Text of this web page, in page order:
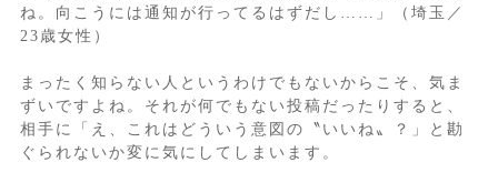
ね。向こうには通知が行ってるはずだし……」（埼玉／
23歳女性）
まったく知らない人というわけでもないからこそ、気ま
ずいですよね。それが何でもない投稿だったりすると、
相手に「え、これはどういう意図の〝いいね〟？」と勘
ぐられないか変に気にしてしまいます。